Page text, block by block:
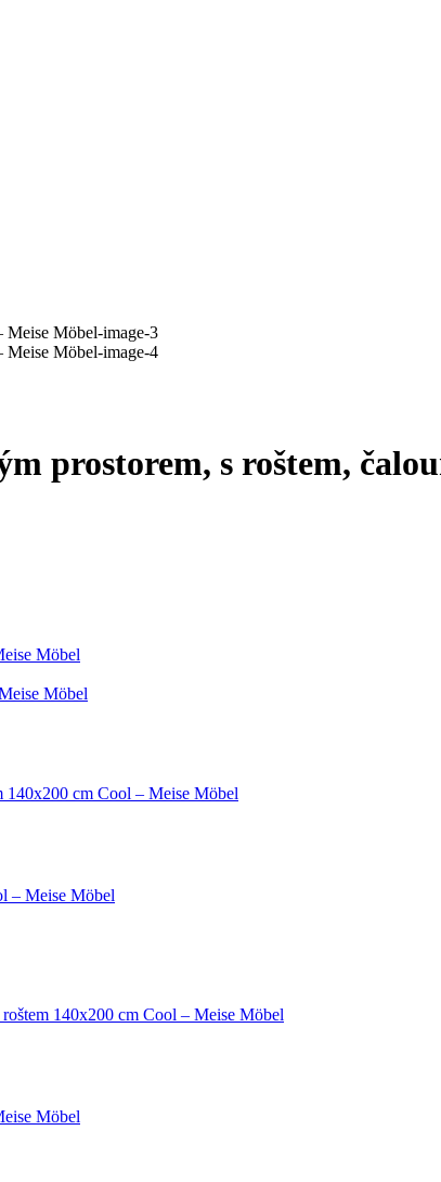
prostorem, s roštem,
Möbel
Möbel
140x200 cm Cool – Meise Möbel
– Meise Möbel
140x200 cm Cool – Meise Möbel
Möbel